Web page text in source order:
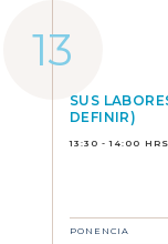
SUS
DEFINIR)
13:30 - 14:00 HRS
PONENCIA